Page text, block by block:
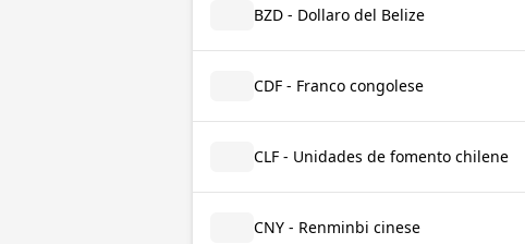
BZD - Dollaro del Belize
CDF - Franco congolese
CLF - Unidades de fomento chilene
CNY - Renminbi cinese